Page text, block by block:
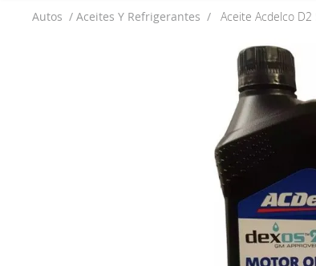
Autos Aceites Y Refrigerantes Aceite Acdelco D2